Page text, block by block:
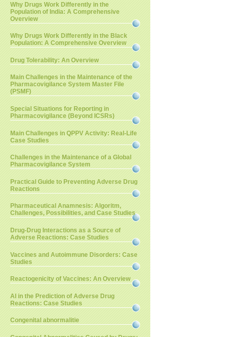
Why Drugs Work Differently in the
Population of India: A Comprehensive
Overview
Why Drugs Work Differently in the Black
Population: A Comprehensive Overview
Drug Tolerability: An Overview
Main Challenges in the Maintenance of the
Pharmacovigilance System Master File
(PSMF)
Special Situations for Reporting in
Pharmacovigilance (Beyond ICSRs)
Main Challenges in QPPV Activity: Real-Life
Case Studies
Challenges in the Maintenance of a Global
Pharmacovigilance System
Practical Guide to Preventing Adverse Drug
Reactions
Pharmaceutical Anamnesis: Algoritm,
Challenges, Possibilities, and Case Studies
Drug-Drug Interactions as a Source of
Adverse Reactions: Case Studies
Vaccines and Autoimmune Disorders: Case
Studies
Reactogenicity of Vaccines: An Overview
AI in the Prediction of Adverse Drug
Reactions: Case Studies
Congenital abnormalitie